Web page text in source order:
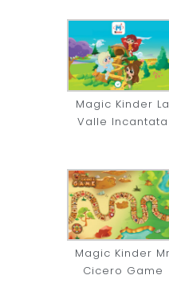
Magic Kinder La
Valle Incantata
Magic Kinder Mr
Cicero Game